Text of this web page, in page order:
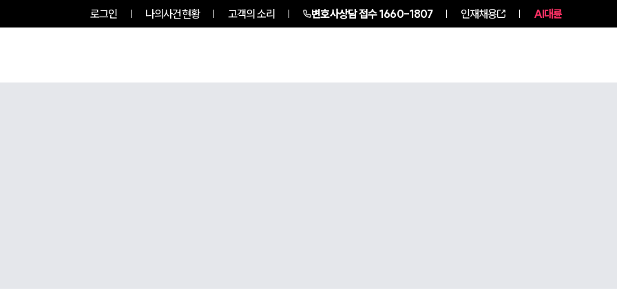
로그인 나의사건현황 고객의 소리 변호사상담 접수1660-1807 인재채용 AI대륜